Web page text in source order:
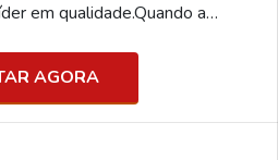
em qualidade.Quando a
o cliente receberá excelente
SOBRE ROLLER CLIPS
AGORA